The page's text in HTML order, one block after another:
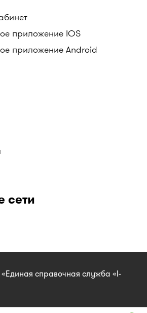
приложение IOS
приложение Android
сети
справочная служба «I-